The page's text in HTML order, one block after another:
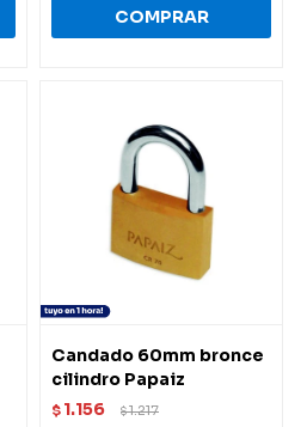
Candado 60mm bronce
cilindro Papaiz
$ 1.156 $1.217